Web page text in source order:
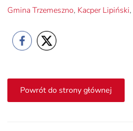
Gmina Trzemeszno, Kacper Lipiński,
Powrót do strony głównej